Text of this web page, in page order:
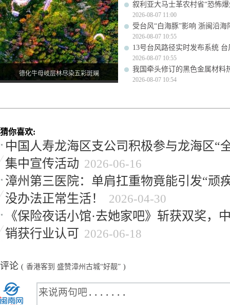
德化牛母岐层林尽染五彩斑斓
叙利亚大马士革农村省“恐怖爆
2026-08-07 11:00
受台风“白海豚”影响 浙闽沿海
2026-08-07 10:55
13号台风路径实时发布系统
2026-08-07 10:55
我国牵头修订的黑色金属材料
2026-08-07 10:54
猜你喜欢:
中国人寿龙海区支公司积极参与龙海区“
集中宣传活动 2026-06-16
漳州第三医院：单肩扛重物竟能引发“顽
没办法正常生活！
2026-04-30
《保险夜话小馆·去她家吧》斩获双奖，
销获行业认可 2026-06-18
评论 ( 香港客到 盛赞漳州古城“好靓” )